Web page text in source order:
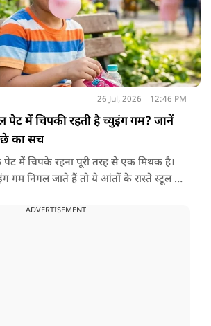
नहीं बजाते। इसलिए इस शहर को 'साइलेंट
हुआ है।
26 Jul, 2026 12:46 PM
पेट में चिपकी रहती है च्युइंग गम? जानें
का सच
में चिपके रहना पूरी तरह से एक मिथक है।
गम निगल जाते हैं तो ये आंतों के रास्ते स्टूल में
सकता। शरीर ऐसा कोई डाइजेस्टिव एंजाइम
ADVERTISEMENT